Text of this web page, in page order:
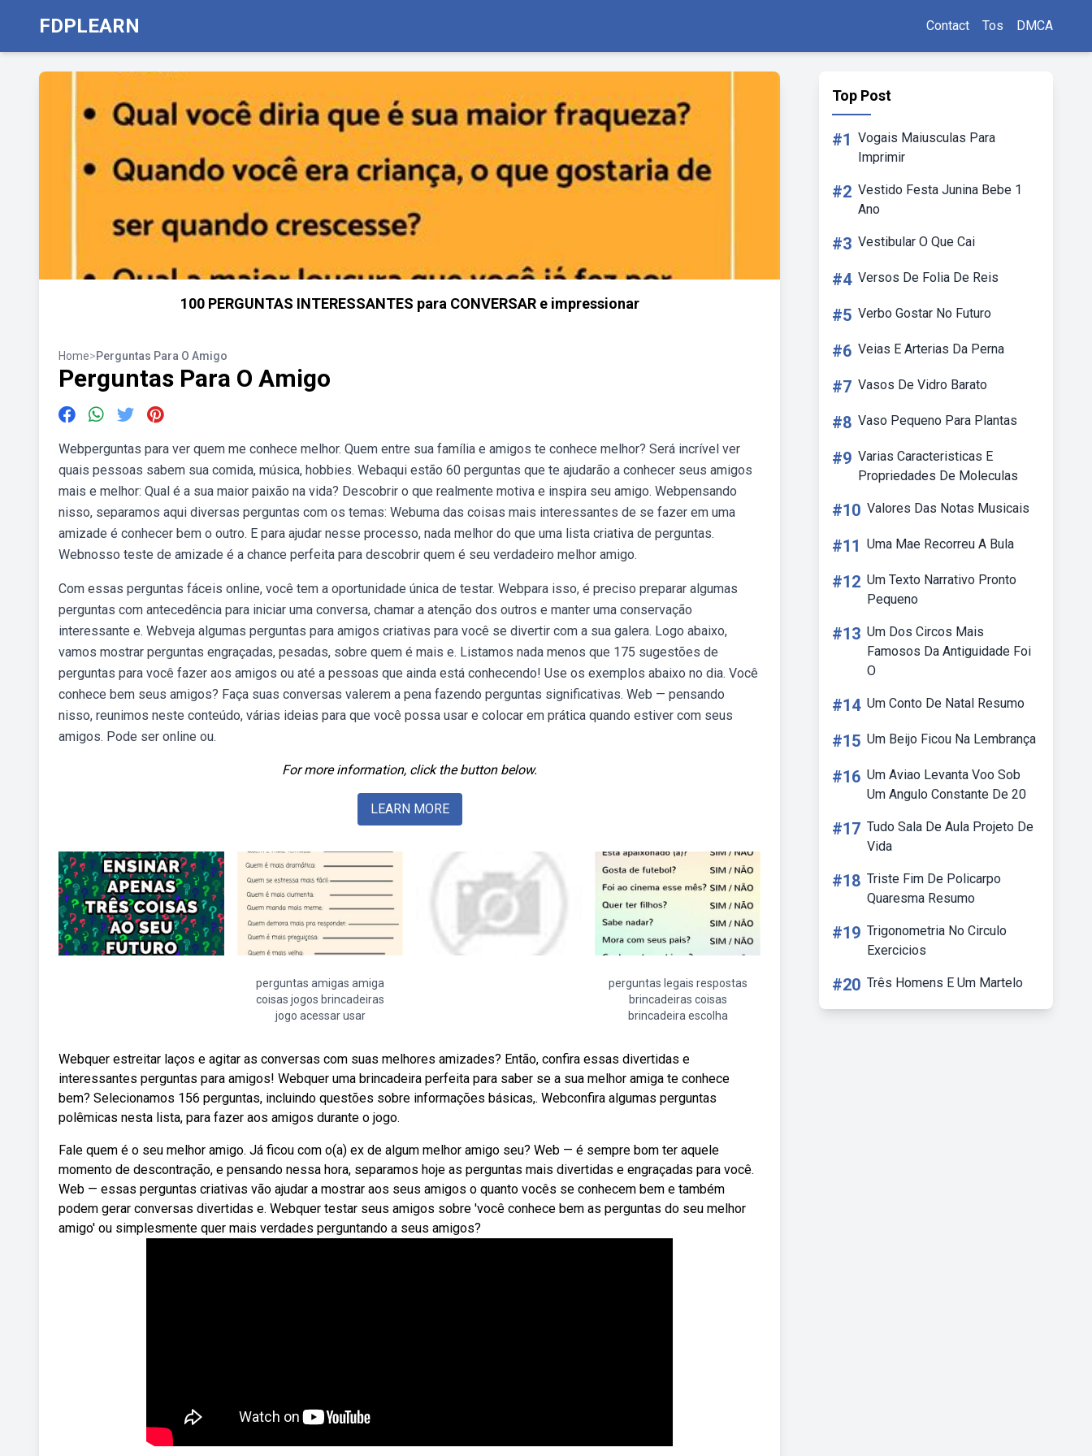
FDPLEARN Contact Tos DMCA
100 PERGUNTAS INTERESSANTES para CONVERSAR e impressionar
Home>Perguntas Para O Amigo
Perguntas Para O Amigo
Webperguntas para ver quem me conhece melhor. Quem entre sua família e amigos te conhece melhor? Será incrível ver
quais pessoas sabem sua comida, música, hobbies. Webaqui estão 60 perguntas que te ajudarão a conhecer seus amigos
mais e melhor: Qual é a sua maior paixão na vida? Descobrir o que realmente motiva e inspira seu amigo. Webpensando
nisso, separamos aqui diversas perguntas com os temas: Webuma das coisas mais interessantes de se fazer em uma
amizade é conhecer bem o outro. E para ajudar nesse processo, nada melhor do que uma lista criativa de perguntas.
Webnosso teste de amizade é a chance perfeita para descobrir quem é seu verdadeiro melhor amigo.
Com essas perguntas fáceis online, você tem a oportunidade única de testar. Webpara isso, é preciso preparar algumas
perguntas com antecedência para iniciar uma conversa, chamar a atenção dos outros e manter uma conservação
interessante e. Webveja algumas perguntas para amigos criativas para você se divertir com a sua galera. Logo abaixo,
vamos mostrar perguntas engraçadas, pesadas, sobre quem é mais e. Listamos nada menos que 175 sugestões de
perguntas para você fazer aos amigos ou até a pessoas que ainda está conhecendo! Use os exemplos abaixo no dia. Você
conhece bem seus amigos? Faça suas conversas valerem a pena fazendo perguntas significativas. Web — pensando
nisso, reunimos neste conteúdo, várias ideias para que você possa usar e colocar em prática quando estiver com seus
amigos. Pode ser online ou.
For more information, click the button below.
LEARN MORE
perguntas amigas amiga
coisas jogos brincadeiras
jogo acessar usar
perguntas legais respostas
brincadeiras coisas
brincadeira escolha
Webquer estreitar laços e agitar as conversas com suas melhores amizades? Então, confira essas divertidas e
interessantes perguntas para amigos! Webquer uma brincadeira perfeita para saber se a sua melhor amiga te conhece
bem? Selecionamos 156 perguntas, incluindo questões sobre informações básicas,. Webconfira algumas perguntas
polêmicas nesta lista, para fazer aos amigos durante o jogo.
Fale quem é o seu melhor amigo. Já ficou com o(a) ex de algum melhor amigo seu? Web — é sempre bom ter aquele
momento de descontração, e pensando nessa hora, separamos hoje as perguntas mais divertidas e engraçadas para você.
Web — essas perguntas criativas vão ajudar a mostrar aos seus amigos o quanto vocês se conhecem bem e também
podem gerar conversas divertidas e. Webquer testar seus amigos sobre 'você conhece bem as perguntas do seu melhor
amigo' ou simplesmente quer mais verdades perguntando a seus amigos?
Top Post
#1 Vogais Maiusculas Para
Imprimir
#2 Vestido Festa Junina Bebe 1
Ano
#3 Vestibular O Que Cai
#4 Versos De Folia De Reis
#5 Verbo Gostar No Futuro
#6 Veias E Arterias Da Perna
#7 Vasos De Vidro Barato
#8 Vaso Pequeno Para Plantas
#9 Varias Caracteristicas E
Propriedades De Moleculas
#10 Valores Das Notas Musicais
#11 Uma Mae Recorreu A Bula
#12 Um Texto Narrativo Pronto
Pequeno
#13 Um Dos Circos Mais
Famosos Da Antiguidade Foi
O
#14 Um Conto De Natal Resumo
#15 Um Beijo Ficou Na Lembrança
#16 Um Aviao Levanta Voo Sob
Um Angulo Constante De 20
#17 Tudo Sala De Aula Projeto De
Vida
#18 Triste Fim De Policarpo
Quaresma Resumo
#19 Trigonometria No Circulo
Exercicios
#20 Três Homens E Um Martelo